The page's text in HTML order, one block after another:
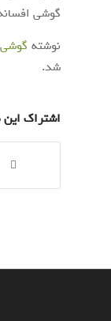
گوشی افسانه‌ای
نوشته گوشی
شد.
اشتراک